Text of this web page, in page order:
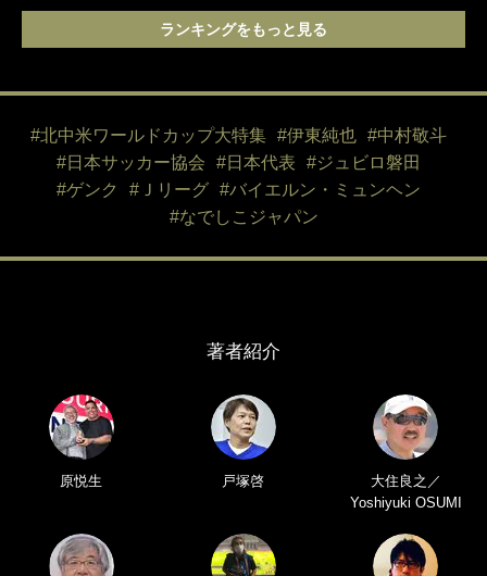
ランキングをもっと見る
#北中米ワールドカップ大特集 #伊東純也
#中村敬斗
#日本サッカー協会
#日本代表
#ジュビロ磐田
#ゲンク
#Ｊリーグ
#バイエルン・ミュンヘン
#なでしこジャパン
著者紹介
原悦生 戸塚啓
大住良之／
Yoshiyuki OSUMI